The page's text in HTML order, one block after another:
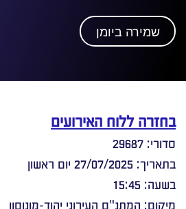
שמירה ביומן
בחזרה ללוח האירועים
סדורי: 29687
בתאריך: 27/07/2025 יום ראשון
בשעה: 15:45
מיקום: המתנ"ס העירוני יהוד-מונוסון